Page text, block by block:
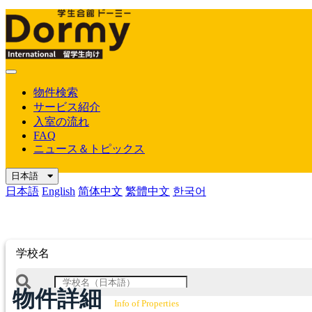
Mobile
物件検索
サービス紹介
入室の流れ
FAQ
ニュース＆トピックス
日本語
日本語 English 简体中文 繁體中文 한국어
学校名
物件詳細 Info of Properties